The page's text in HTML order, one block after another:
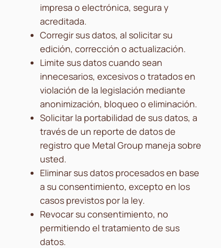
impresa o electrónica, segura y
acreditada.
Corregir sus datos, al solicitar su
edición, corrección o actualización.
Limite sus datos cuando sean
innecesarios, excesivos o tratados en
violación de la legislación mediante
anonimización, bloqueo o eliminación.
Solicitar la portabilidad de sus datos, a
través de un reporte de datos de
registro que Metal Group maneja sobre
usted.
Eliminar sus datos procesados ​​en base
a su consentimiento, excepto en los
casos previstos por la ley.
Revocar su consentimiento, no
permitiendo el tratamiento de sus
datos.